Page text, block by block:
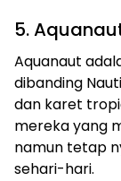
5.
Aquanaut
dibanding
dan karet
mereka yang
namun tetap
sehari-hari.